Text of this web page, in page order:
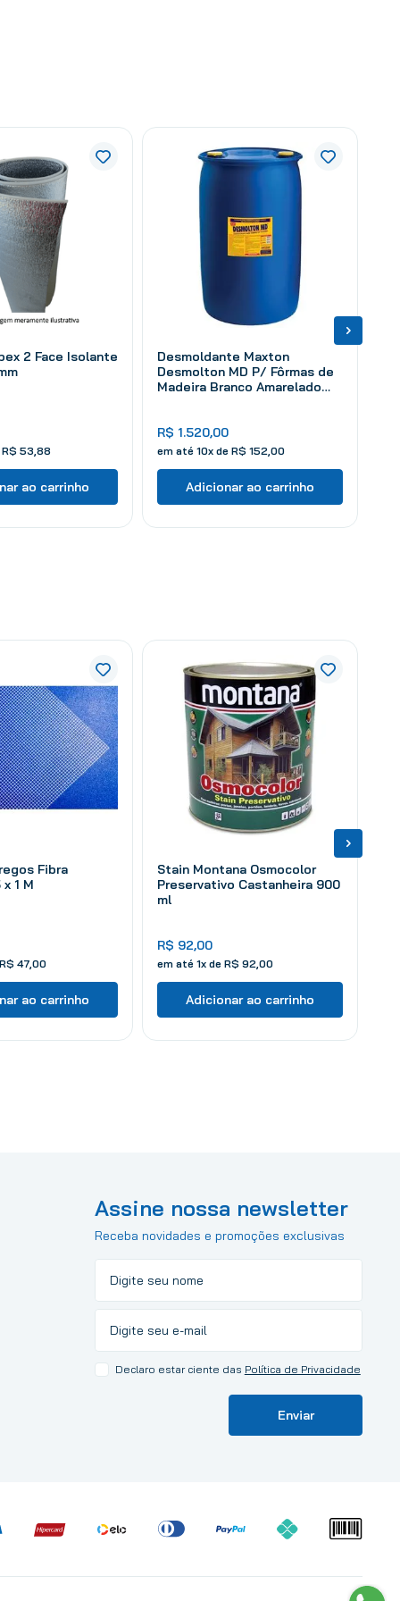
2 Face Isolante
R$ 53 88
ao carrinho
Desmoldante Maxton
Desmolton MD P/ Fôrmas de
Madeira Branco Amarelado
R$ 1.520,00
em até 10x de R$ 152 00
Adicionar ao carrinho
Fibra
1 M
R$ 47 00
ao carrinho
Stain Montana Osmocolor
Preservativo Castanheira 900
ml
R$ 92,00
em até 1x de R$ 92 00
Adicionar ao carrinho
Assine nossa newsletter
Receba novidades e promoções exclusivas
Declaro estar ciente das Política de Privacidade
Enviar